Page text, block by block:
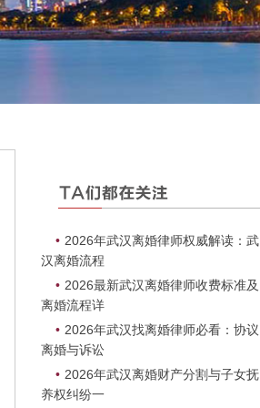
• 2026年武汉离婚律师权威解读：武
汉离婚流程
• 2026最新武汉离婚律师收费标准及
离婚流程详
• 2026年武汉找离婚律师必看：协议
离婚与诉讼
• 2026年武汉离婚财产分割与子女抚
养权纠纷一